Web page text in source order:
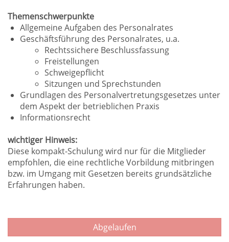
Themenschwerpunkte
Allgemeine Aufgaben des Personalrates
Geschäftsführung des Personalrates, u.a.
Rechtssichere Beschlussfassung
Freistellungen
Schweigepflicht
Sitzungen und Sprechstunden
Grundlagen des Personalvertretungsgesetzes unter
dem Aspekt der betrieblichen Praxis
Informationsrecht
wichtiger Hinweis:
Diese kompakt-Schulung wird nur für die Mitglieder
empfohlen, die eine rechtliche Vorbildung mitbringen
bzw. im Umgang mit Gesetzen bereits grundsätzliche
Erfahrungen haben.
Abgelaufen